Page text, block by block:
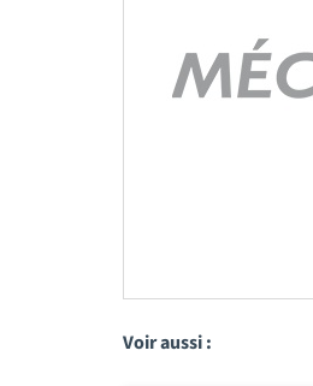
Voir aussi :